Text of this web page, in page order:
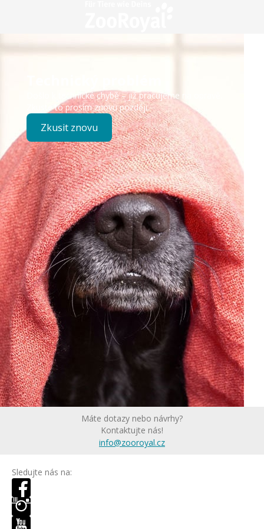
Došlo k technické chybě – již pracujeme na opravě.
Zkuste to prosím znovu později.
Zkusit znovu
Máte dotazy nebo návrhy?
Kontaktujte nás!
info@zooroyal.cz
Sledujte nás na: